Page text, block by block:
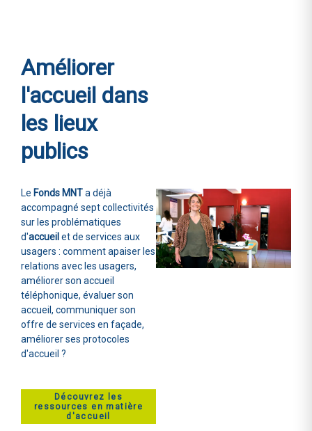
Améliorer
l'accueil dans
les lieux
publics
Le Fonds MNTa déjà
accompagné sept collectivités
sur les problématiques
d'accueil et de services aux
usagers : comment apaiser les
relations avec les usagers,
améliorer son accueil
téléphonique, évaluer son
accueil, communiquer son
offre de services en façade,
améliorer ses protocoles
d'accueil ?
Découvrez les
ressources en matière
d'accueil